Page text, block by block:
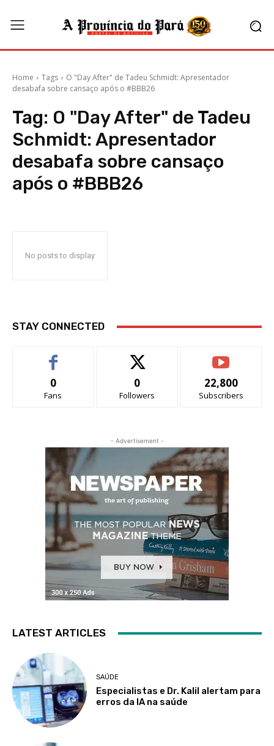
Home Tags
O "Day After" de Tadeu Schmidt: Apresentador
desabafa sobre cansaço após o #BBB26
Tag: O "Day After" de Tadeu
Schmidt: Apresentador
desabafa sobre cansaço
após o #BBB26
No posts to display
STAY CONNECTED
0
Fans
0
Followers
22,800
Subscribers
- Advertisement -
LATEST ARTICLES
SAÚDE
Especialistas e Dr. Kalil alertam para
erros da IA na saúde